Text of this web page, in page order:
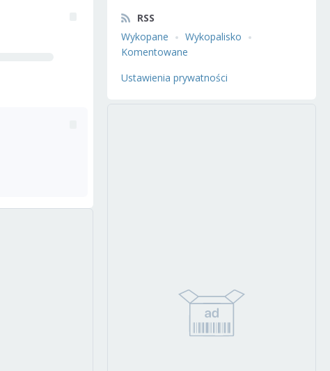
RSS
Wykopane
Wykopalisko
Komentowane
Ustawienia prywatności